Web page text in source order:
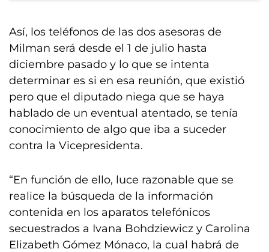
Así, los teléfonos de las dos asesoras de
Milman será desde el 1 de julio hasta
diciembre pasado y lo que se intenta
determinar es si en esa reunión, que existió
pero que el diputado niega que se haya
hablado de un eventual atentado, se tenía
conocimiento de algo que iba a suceder
contra la Vicepresidenta.
“En función de ello, luce razonable que se
realice la búsqueda de la información
contenida en los aparatos telefónicos
secuestrados a Ivana Bohdziewicz y Carolina
Elizabeth Gómez Mónaco, la cual habrá de